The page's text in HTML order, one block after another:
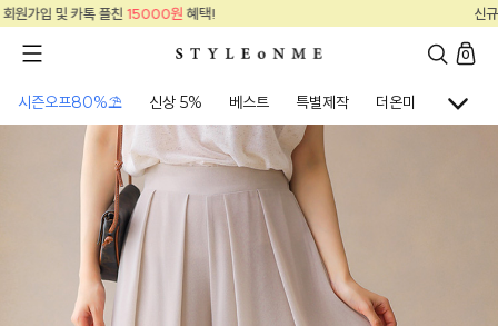
신규 회원가입 및 카톡 플친
0
시즌오프80%⛱ 신상 5% 베스트 특별제작 더온미 골프웨어